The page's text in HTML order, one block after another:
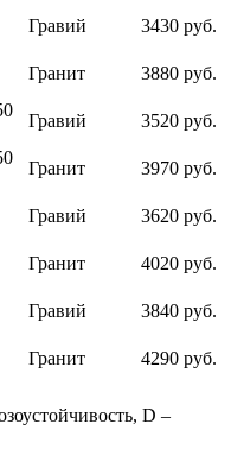
Гравий 3430 руб.
Гранит 3880 руб.
Гравий 3520 руб.
Гранит 3970 руб.
Гравий 3620 руб.
Гранит 4020 руб.
Гравий 3840 руб.
Гранит
4290 руб.
D –